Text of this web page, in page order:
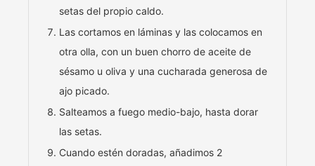
setas del propio caldo.
Las cortamos en láminas y las colocamos en
otra olla, con un buen chorro de aceite de
sésamo u oliva y una cucharada generosa de
ajo picado.
Salteamos a fuego medio-bajo, hasta dorar
las setas.
Cuando estén doradas, añadimos 2